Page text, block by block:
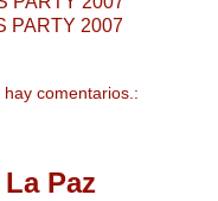
PARTY 2007
hay comentarios.:
Paz